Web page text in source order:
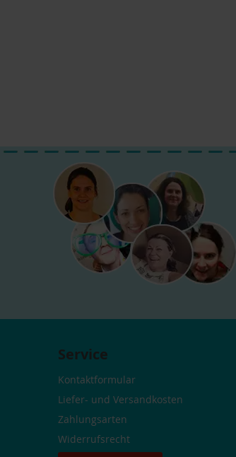
Service
Kontaktformular
Liefer- und Versandkosten
Zahlungsarten
Widerrufsrecht